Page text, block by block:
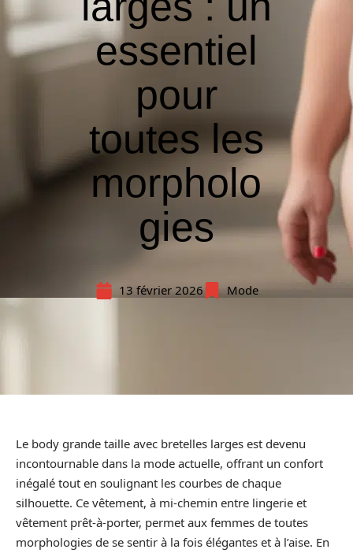
essentiel
pour
toutes les
morpholo
gies
13 février 2026 Mode
Le body grande taille avec bretelles larges est devenu
incontournable dans la mode actuelle, offrant un confort
inégalé tout en soulignant les courbes de chaque
silhouette. Ce vêtement, à mi-chemin entre lingerie et
vêtement prêt-à-porter, permet aux femmes de toutes
morphologies de se sentir à la fois élégantes et à l’aise. En